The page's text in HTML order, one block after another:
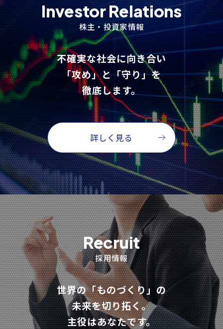
Investor Relations
株主・投資家情報
不確実な社会に向き合い
「攻め」と「守り」を
徹底します。
詳しく見る
Recruit
採用情報
世界の「ものづくり」の
未来を切り拓く。
主役はあなたです。